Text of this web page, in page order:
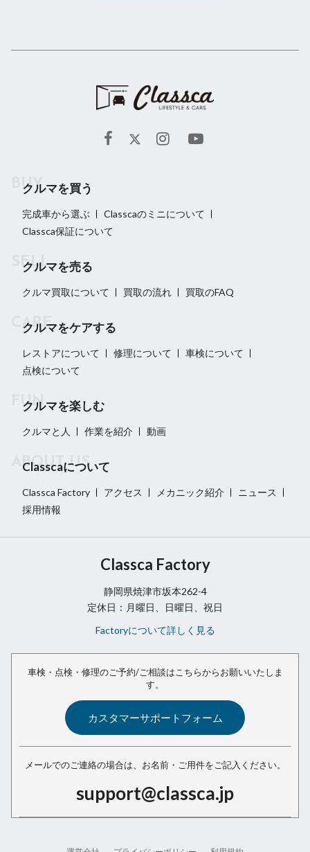
クルマを買う
完成車から選ぶ
Classcaのミニについて
Classca保証について
クルマを売る
クルマ買取について 買取の流れ 買取のFAQ
クルマをケアする
レストアについて 修理について
車検について
点検について
クルマを楽しむ
クルマと人 作業を紹介 動画
Classcaについて
Classca Factory アクセス メカニック紹介
ニュース
採用情報
Classca Factory
静岡県焼津市坂本262-4
定休日：月曜日、日曜日、祝日
Factoryについて詳しく見る
車検・点検・修理のご予約/ご相談はこちらからお願いいたしま
す。
カスタマーサポートフォーム
メールでのご連絡の場合は、 お名前・ご用件をご記入ください。
support@classca.jp